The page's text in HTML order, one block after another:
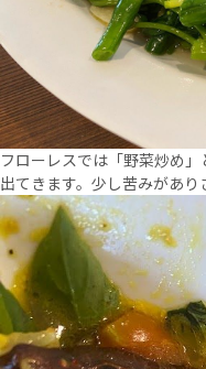
フローレスでは「野菜炒め
出てきます。少し苦みがあり